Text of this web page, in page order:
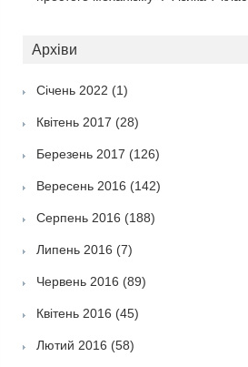
Архіви
Січень 2022 (1)
Квітень 2017 (28)
Березень 2017 (126)
Вересень 2016 (142)
Серпень 2016 (188)
Липень 2016 (7)
Червень 2016 (89)
Квітень 2016 (45)
Лютий 2016 (58)